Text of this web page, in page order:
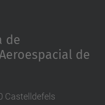
de
de
Castelldefels